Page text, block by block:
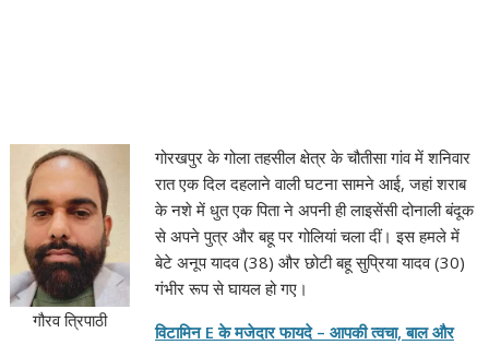
गौरव त्रिपाठी
गोरखपुर के गोला तहसील क्षेत्र के चौतीसा गांव में शनिवार
रात एक दिल दहलाने वाली घटना सामने आई, जहां शराब
के नशे में धुत एक पिता ने अपनी ही लाइसेंसी दोनाली बंदूक
से अपने पुत्र और बहू पर गोलियां चला दीं। इस हमले में
बेटे अनूप यादव (38) और छोटी बहू सुप्रिया यादव (30)
गंभीर रूप से घायल हो गए।
विटामिन E के मजेदार फायदे – आपकी त्वचा, बाल और